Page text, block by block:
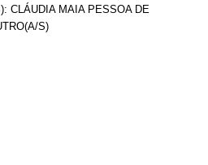
CLÁUDIA MAIA PESSOA DE
S)